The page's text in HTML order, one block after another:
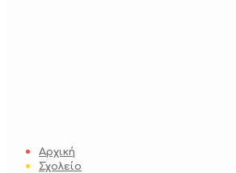
Αρχική
Σχολείο